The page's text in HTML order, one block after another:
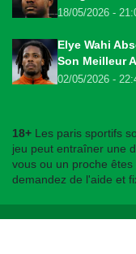
18/05/2026 -
Elye Wahi
Son Meilleur
02/05/2026 -
18+ Les paris sportifs
jeu peut entraîner une
vous ou un proche
demandez de l'aide et